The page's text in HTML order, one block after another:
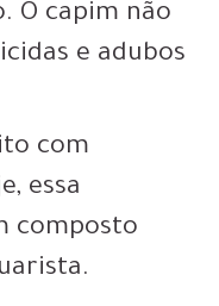
O capim não
e adubos
com
essa
composto